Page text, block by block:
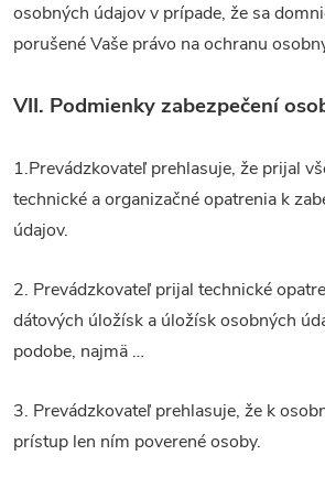
osobných údajov v prípade, že sa
porušené Vaše právo na ochranu
VII. Podmienky zabezpečení
1.Prevádzkovateľ prehlasuje, že prijal
technické a organizačné opatrenia k
údajov.
2. Prevádzkovateľ prijal technické
dátových úložísk a úložísk osobných
podobe, najmä …
3. Prevádzkovateľ prehlasuje, že k
prístup len ním poverené osoby.